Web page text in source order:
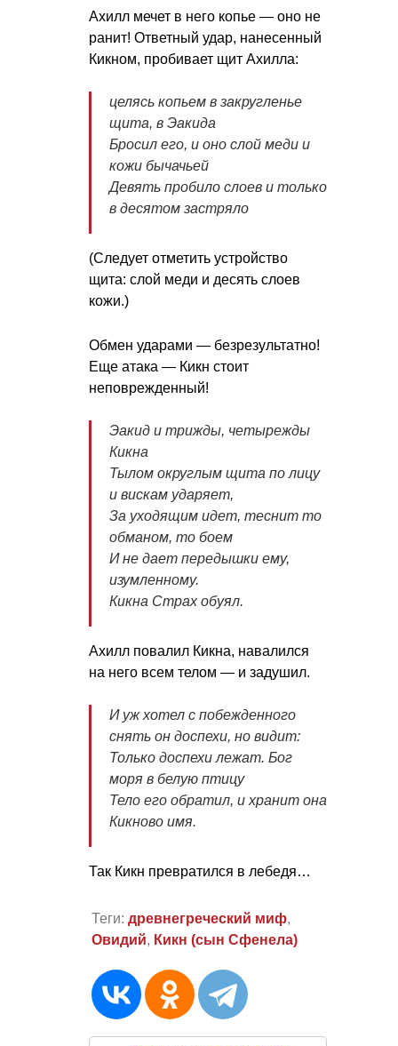
Ахилл мечет в него копье — оно не
ранит! Ответный удар, нанесенный
Кикном, пробивает щит Ахилла:
целясь копьем в закругленье
щита, в Эакида
Бросил его, и оно слой меди и
кожи бычачьей
Девять пробило слоев и только
в десятом застряло
(Следует отметить устройство
щита: слой меди и десять слоев
кожи.)
Обмен ударами — безрезультатно!
Еще атака — Кикн стоит
неповрежденный!
Эакид и трижды, четырежды
Кикна
Тылом округлым щита по лицу
и вискам ударяет,
За уходящим идет, теснит то
обманом, то боем
И не дает передышки ему,
изумленному.
Кикна Страх обуял.
Ахилл повалил Кикна, навалился
на него всем телом — и задушил.
И уж хотел с побежденного
снять он доспехи, но видит:
Только доспехи лежат. Бог
моря в белую птицу
Тело его обратил, и хранит она
Кикново имя.
Так Кикн превратился в лебедя…
Теги: древнегреческий миф,
Овидий, Кикн (сын Сфенела)